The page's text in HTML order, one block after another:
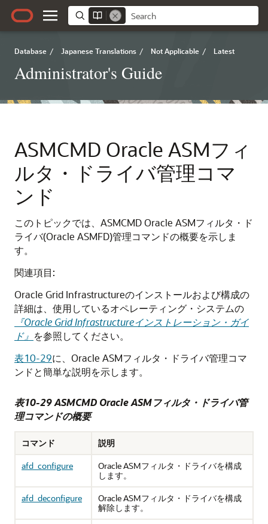
Database / Japanese Translations / Not Applicable / Latest
Administrator's Guide
ASMCMD Oracle ASMフィ
ルタ・ドライバ管理コマ
ンド
このトピックでは、ASMCMD Oracle ASMフィルタ・ド
ライバ(Oracle ASMFD)管理コマンドの概要を示しま
す。
関連項目:
Oracle Grid Infrastructureのインストールおよび構成の
詳細は、使用しているオペレーティング・システムの
『Oracle Grid Infrastructureインストレーション・ガイ
ド』 を参照してください。
表10-29に、Oracle ASMフィルタ・ドライバ管理コマ
ンドと簡単な説明を示します。
表10-29 ASMCMD Oracle ASMフィルタ・ドライバ管
理コマンドの概要
コマンド
説明
afd_configure
Oracle ASMフィルタ・ドライバを構成
します。
afd_deconfigure
Oracle ASMフィルタ・ドライバを構成
解除します。